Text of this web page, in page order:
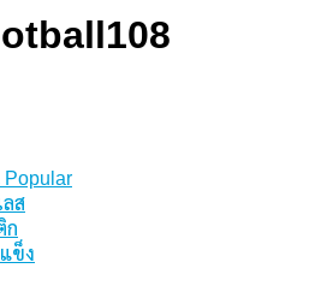
ส
ก
ข็ง